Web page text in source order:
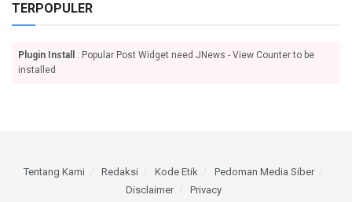
TERPOPULER
Plugin Install
: Popular Post Widget need JNews - View Counter to be
installed
Tentang Kami Redaksi Kode Etik
Pedoman Media Siber
Disclaimer
Privacy